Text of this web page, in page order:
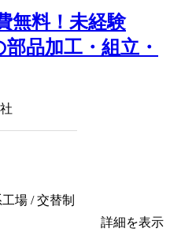
無料！未経験
品加工・組立・
場 / 交替制
詳細を表示